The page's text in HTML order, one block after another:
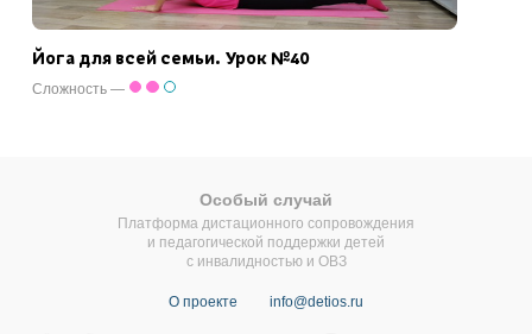
Йога для всей семьи. Урок №40
Сложность —
Особый случай
Платформа дистационного сопровождения
и педагогической поддержки детей
с инвалидностью и ОВЗ
О проекте info@detios.ru